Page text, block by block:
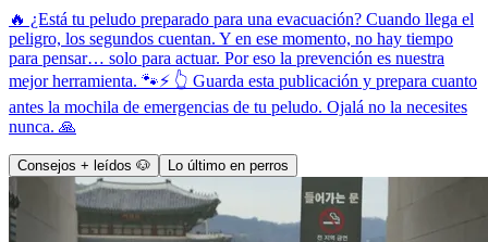
🔥 ¿Está tu peludo preparado para una evacuación? Cuando llega el
peligro, los segundos cuentan. Y en ese momento, no hay tiempo
para pensar… solo para actuar. Por eso la prevención es nuestra
mejor herramienta. 🐾⚡ 👆 Guarda esta publicación y prepara cuanto
antes la mochila de emergencias de tu peludo. Ojalá no la necesites
nunca. 🙏
Consejos + leídos 🐶 Lo último en perros